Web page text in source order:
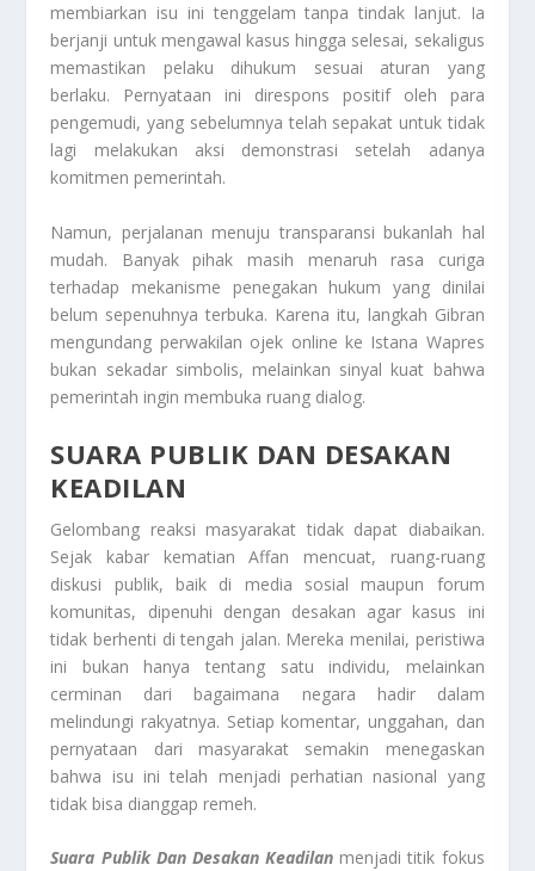
membiarkan isu ini tenggelam tanpa tindak lanjut. Ia
berjanji untuk mengawal kasus hingga selesai, sekaligus
memastikan pelaku dihukum sesuai aturan yang
berlaku. Pernyataan ini direspons positif oleh para
pengemudi, yang sebelumnya telah sepakat untuk tidak
lagi melakukan aksi demonstrasi setelah adanya
komitmen pemerintah.
Namun, perjalanan menuju transparansi bukanlah hal
mudah. Banyak pihak masih menaruh rasa curiga
terhadap mekanisme penegakan hukum yang dinilai
belum sepenuhnya terbuka. Karena itu, langkah Gibran
mengundang perwakilan ojek online ke Istana Wapres
bukan sekadar simbolis, melainkan sinyal kuat bahwa
pemerintah ingin membuka ruang dialog.
SUARA PUBLIK DAN DESAKAN
KEADILAN
Gelombang reaksi masyarakat tidak dapat diabaikan.
Sejak kabar kematian Affan mencuat, ruang-ruang
diskusi publik, baik di media sosial maupun forum
komunitas, dipenuhi dengan desakan agar kasus ini
tidak berhenti di tengah jalan. Mereka menilai, peristiwa
ini bukan hanya tentang satu individu, melainkan
cerminan dari bagaimana negara hadir dalam
melindungi rakyatnya. Setiap komentar, unggahan, dan
pernyataan dari masyarakat semakin menegaskan
bahwa isu ini telah menjadi perhatian nasional yang
tidak bisa dianggap remeh.
Suara Publik Dan Desakan Keadilan menjadi titik fokus